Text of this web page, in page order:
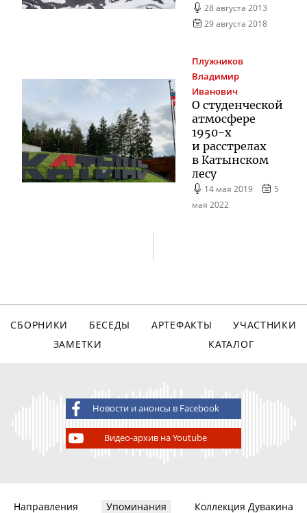
28 августа 2013
29 августа 2018
Плужников
Владимир
Иванович
О студенческой
атмосфере
1950-х
и расстрелах
в Катынском
лесу
14 мая 2019
5
мая 2022
СБОРНИКИ БЕСЕДЫ АРТЕФАКТЫ
УЧАСТНИКИ
ЗАМЕТКИ
КАТАЛОГ
Новости и анонсы в Facebook
Видео-архив на Youtube
Направления Упоминания Коллекция Дувакина